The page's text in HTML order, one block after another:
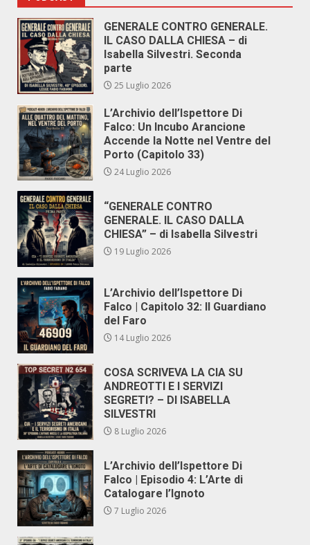
GENERALE CONTRO GENERALE.
IL CASO DALLA CHIESA – di
Isabella Silvestri. Seconda
parte
25 Luglio 2026
L’Archivio dell’Ispettore Di
Falco: Un Incubo Arancione
Accende la Notte nel Ventre del
Porto (Capitolo 33)
24 Luglio 2026
“GENERALE CONTRO
GENERALE. IL CASO DALLA
CHIESA” – di Isabella Silvestri
19 Luglio 2026
L’Archivio dell’Ispettore Di
Falco | Capitolo 32: Il Guardiano
del Faro
14 Luglio 2026
COSA SCRIVEVA LA CIA SU
ANDREOTTI E I SERVIZI
SEGRETI? – DI ISABELLA
SILVESTRI
8 Luglio 2026
L’Archivio dell’Ispettore Di
Falco | Episodio 4: L’Arte di
Catalogare l’Ignoto
7 Luglio 2026